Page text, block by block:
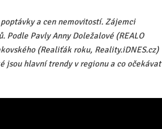
a cen nemovitostí. Zájemci
Pavly Anny Doležalové (REALO
(Realiťák roku, Reality.iDNES.cz)
jsou hlavní trendy v regionu a co očekávat